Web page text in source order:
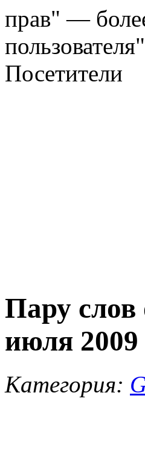
прав" —
Посетители
Пару слов
июля 2009
Категория: